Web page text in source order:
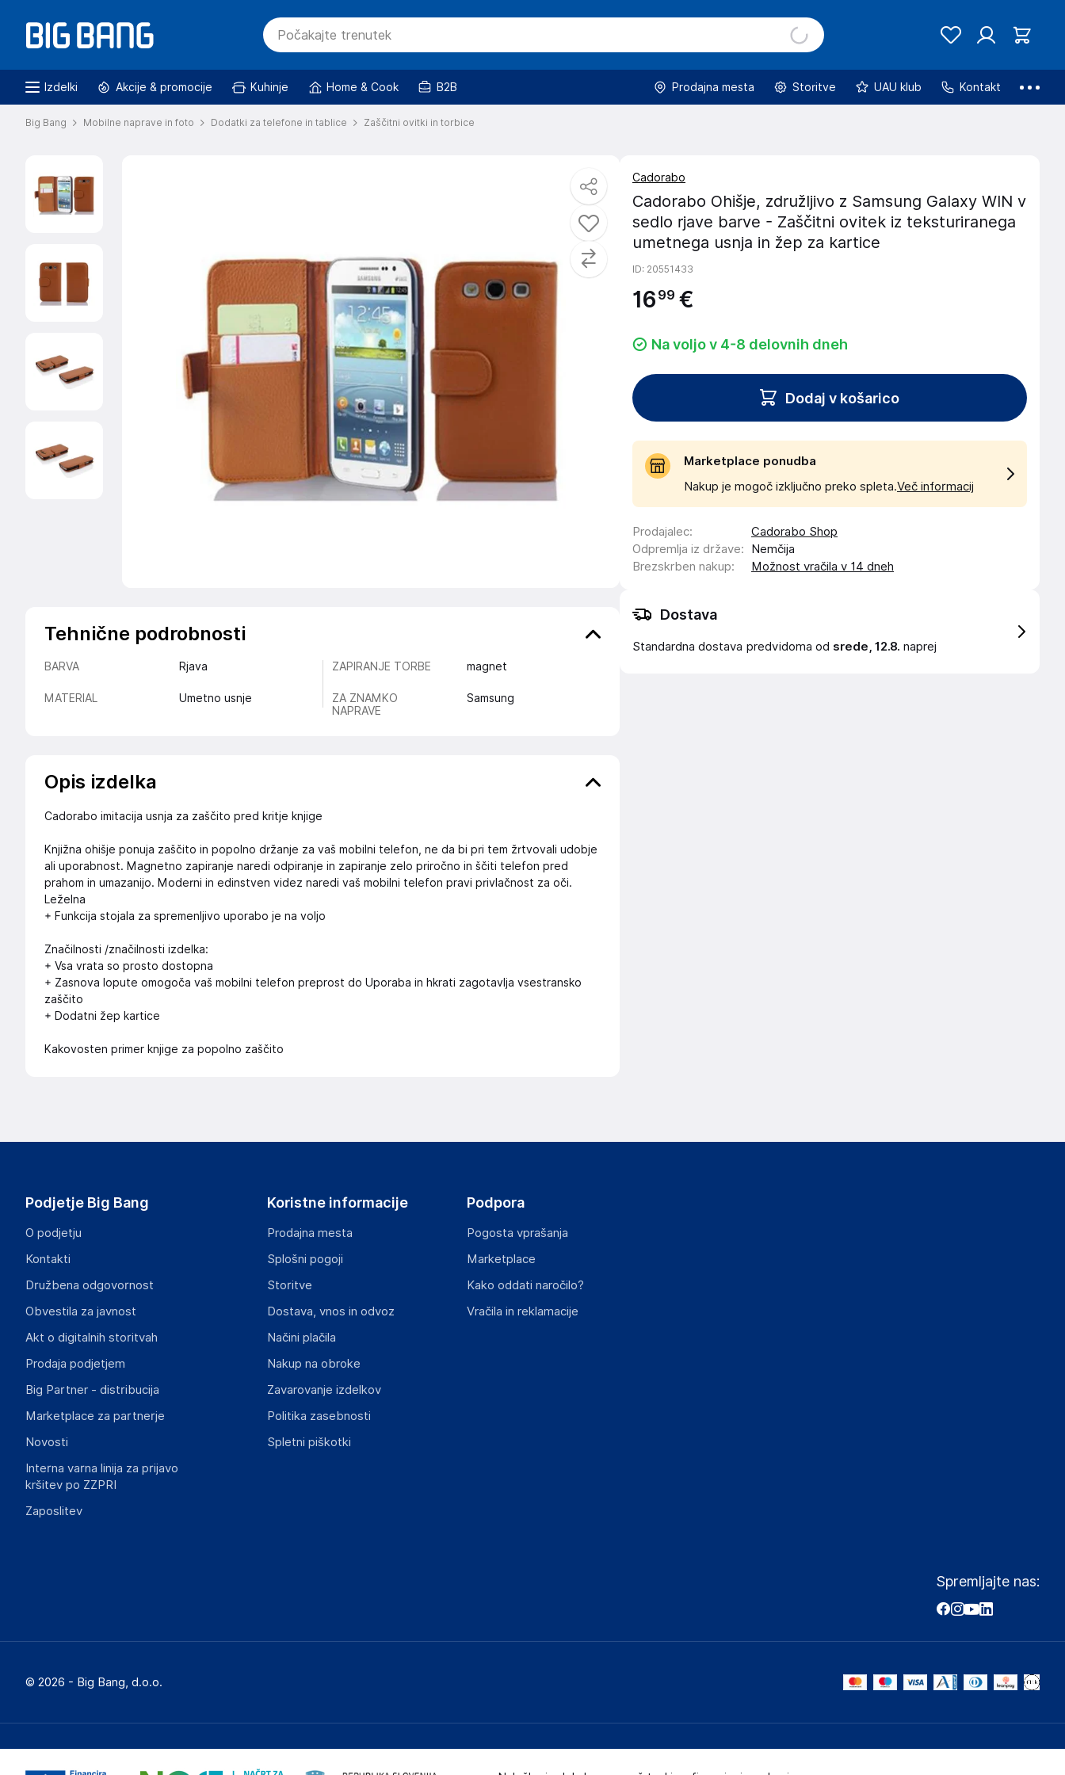
Izdelki Akcije & promocije Kuhinje Home & Cook B2B Prodajna mesta Storitve UAU klub Kontakt
Big Bang Mobilne naprave in foto Dodatki za telefone in tablice Zaščitni ovitki in torbice
Tehnične podrobnosti
BARVA Rjava ZAPIRANJE TORBE magnet
MATERIAL Umetno usnje
ZA ZNAMKO
NAPRAVE
Samsung
Opis izdelka
Cadorabo imitacija usnja za zaščito pred kritje knjige
Knjižna ohišje ponuja zaščito in popolno držanje za vaš mobilni telefon, ne da bi pri tem žrtvovali udobje
ali uporabnost. Magnetno zapiranje naredi odpiranje in zapiranje zelo priročno in ščiti telefon pred
prahom in umazanijo. Moderni in edinstven videz naredi vaš mobilni telefon pravi privlačnost za oči.
Leželna
+ Funkcija stojala za spremenljivo uporabo je na voljo
Značilnosti /značilnosti izdelka:
+ Vsa vrata so prosto dostopna
+ Zasnova lopute omogoča vaš mobilni telefon preprost do Uporaba in hkrati zagotavlja vsestransko
zaščito
+ Dodatni žep kartice
Kakovosten primer knjige za popolno zaščito
Cadorabo
Cadorabo Ohišje, združljivo z Samsung Galaxy WIN v
sedlo rjave barve - Zaščitni ovitek iz teksturiranega
umetnega usnja in žep za kartice
ID: 20551433
16 99 €
Na voljo v 4-8 delovnih dneh
Dodaj v košarico
Marketplace ponudba
Nakup je mogoč izključno preko spleta.Več informacij
Prodajalec:
Cadorabo Shop
Odpremlja iz države:
Nemčija
Brezskrben nakup: Možnost vračila v 14 dneh
Dostava
Standardna dostava predvidoma od srede, 12.8. naprej
Podjetje Big Bang
O podjetju
Kontakti
Družbena odgovornost
Obvestila za javnost
Akt o digitalnih storitvah
Prodaja podjetjem
Big Partner - distribucija
Marketplace za partnerje
Novosti
Interna varna linija za prijavo
kršitev po ZZPRI
Zaposlitev
Koristne informacije
Prodajna mesta
Splošni pogoji
Storitve
Dostava, vnos in odvoz
Načini plačila
Nakup na obroke
Zavarovanje izdelkov
Politika zasebnosti
Spletni piškotki
Podpora
Pogosta vprašanja
Marketplace
Kako oddati naročilo?
Vračila in reklamacije
Spremljajte nas:
© 2026 - Big Bang, d.o.o.